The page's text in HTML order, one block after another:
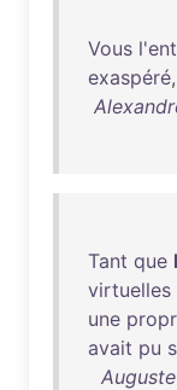
Vous
exaspéré,
Tant que
virtuelles
une
avait pu